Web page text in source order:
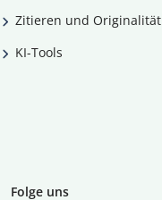
Zitieren und Originalität
KI-Tools
Folge uns